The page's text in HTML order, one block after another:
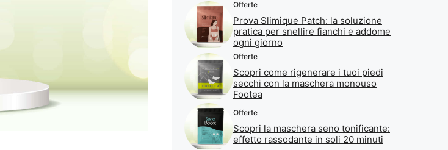
Offerte
Prova Slimique Patch: la soluzione
pratica per snellire fianchi e addome
ogni giorno
Offerte
Scopri come rigenerare i tuoi piedi
secchi con la maschera monouso
Footea
Offerte
Scopri la maschera seno tonificante:
effetto rassodante in soli 20 minuti